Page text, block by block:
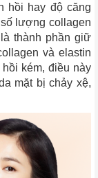
hồi hay độ căng
lượng collagen
thành phần giữ
và elastin
kém, điều này
mặt bị chảy xệ,